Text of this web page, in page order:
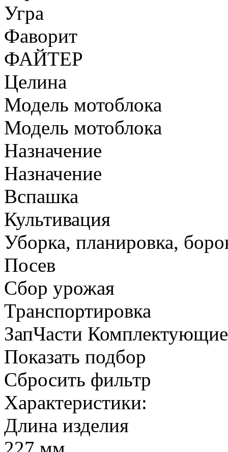
Угра
Фаворит
ФАЙТЕР
Целина
Модель мотоблока
Модель мотоблока
Назначение
Назначение
Вспашка
Культивация
Уборка, планировка,
Посев
Сбор урожая
Транспортировка
ЗапЧасти
Показать подбор
Сбросить фильтр
Характеристики:
Длина изделия